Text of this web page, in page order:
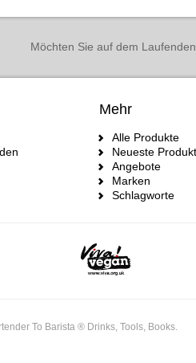
Möchten Sie auf dem
Mehr
Alle Produkte
Neueste
Angebote
Marken
Schlagworte
To Barista ® Drinks, Tools, Books.